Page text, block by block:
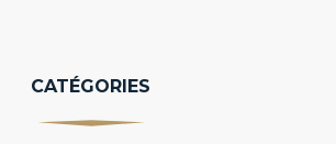
CATÉGORIES